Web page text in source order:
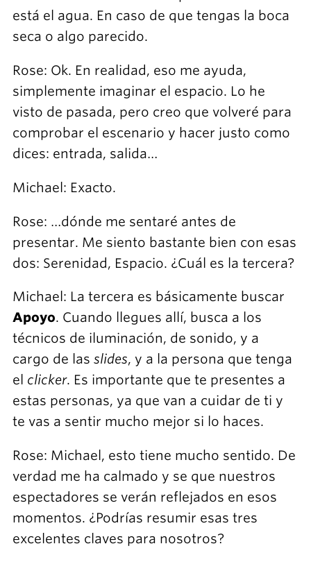
está el agua. En caso de que tengas la boca
seca o algo parecido.
Rose: Ok. En realidad, eso me ayuda,
simplemente imaginar el espacio. Lo he
visto de pasada, pero creo que volveré para
comprobar el escenario y hacer justo como
dices: entrada, salida…
Michael: Exacto.
Rose: …dónde me sentaré antes de
presentar. Me siento bastante bien con esas
dos: Serenidad, Espacio. ¿Cuál es la tercera?
Michael: La tercera es básicamente buscar
Apoyo. Cuando llegues allí, busca a los
técnicos de iluminación, de sonido, y a
cargo de las slides, y a la persona que tenga
el clicker. Es importante que te presentes a
estas personas, ya que van a cuidar de ti y
te vas a sentir mucho mejor si lo haces.
Rose: Michael, esto tiene mucho sentido. De
verdad me ha calmado y se que nuestros
espectadores se verán reflejados en esos
momentos. ¿Podrías resumir esas tres
excelentes claves para nosotros?